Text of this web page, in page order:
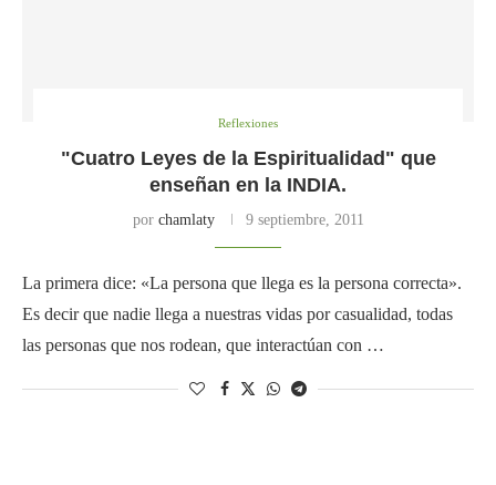
Reflexiones
"Cuatro Leyes de la Espiritualidad" que
enseñan en la INDIA.
por chamlaty 9 septiembre, 2011
La primera dice: «La persona que llega es la persona correcta».
Es decir que nadie llega a nuestras vidas por casualidad, todas
las personas que nos rodean, que interactúan con …